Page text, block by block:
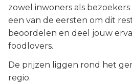
zowel inwoners als bezoekers
een van de eersten om dit
beoordelen en deel jouw
foodlovers.
De prijzen liggen rond het
regio.